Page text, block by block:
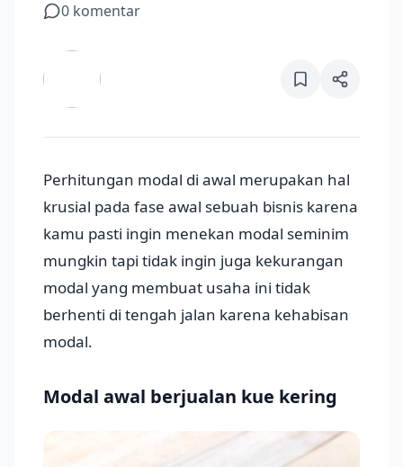
0 komentar
Perhitungan modal di awal merupakan hal
krusial pada fase awal sebuah bisnis karena
kamu pasti ingin menekan modal seminim
mungkin tapi tidak ingin juga kekurangan
modal yang membuat usaha ini tidak
berhenti di tengah jalan karena kehabisan
modal.
Modal awal berjualan kue kering